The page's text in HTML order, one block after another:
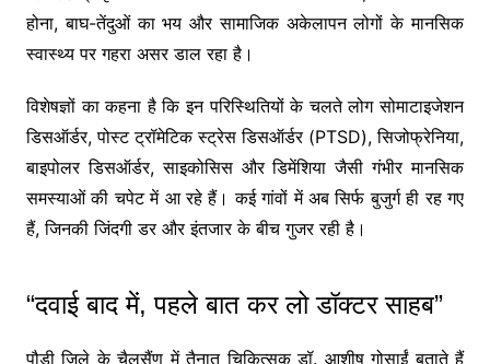
होना, बाघ-तेंदुओं का भय और सामाजिक अकेलापन लोगों के मानसिक
स्वास्थ्य पर गहरा असर डाल रहा है।
विशेषज्ञों का कहना है कि इन परिस्थितियों के चलते लोग सोमाटाइजेशन
डिसऑर्डर, पोस्ट ट्रॉमेटिक स्ट्रेस डिसऑर्डर (PTSD), सिजोफ्रेनिया,
बाइपोलर डिसऑर्डर, साइकोसिस और डिमेंशिया जैसी गंभीर मानसिक
समस्याओं की चपेट में आ रहे हैं। कई गांवों में अब सिर्फ बुजुर्ग ही रह गए
हैं, जिनकी जिंदगी डर और इंतजार के बीच गुजर रही है।
“दवाई बाद में, पहले बात कर लो डॉक्टर साहब”
पौड़ी जिले के चैलूसैंण में तैनात चिकित्सक डॉ. आशीष गोसाईं बताते हैं